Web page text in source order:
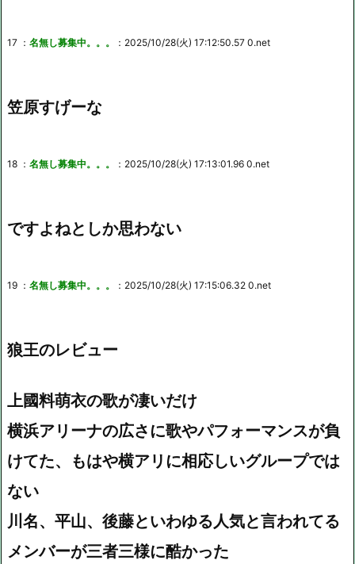
17 ： 名無し募集中。。。 ：2025/10/28(火) 17:12:50.57 0.net
笠原すげーな
18 ： 名無し募集中。。。 ：2025/10/28(火) 17:13:01.96 0.net
ですよねとしか思わない
19 ： 名無し募集中。。。 ：2025/10/28(火) 17:15:06.32 0.net
狼王のレビュー
上國料萌衣の歌が凄いだけ
横浜アリーナの広さに歌やパフォーマンスが負
けてた、もはや横アリに相応しいグループでは
ない
川名、平山、後藤といわゆる人気と言われてる
メンバーが三者三様に酷かった